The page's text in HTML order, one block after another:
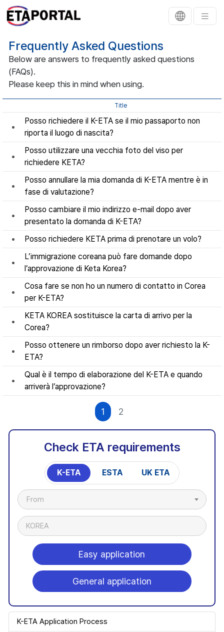
Frequently Asked Questions
Below are answers to frequently asked questions
(FAQs).
Please keep this in mind when using.
Title
Posso richiedere il K-ETA se il mio passaporto non
riporta il luogo di nascita?
Posso utilizzare una vecchia foto del viso per
richiedere KETA?
Posso annullare la mia domanda di K-ETA mentre è in
fase di valutazione?
Posso cambiare il mio indirizzo e-mail dopo aver
presentato la domanda di K-ETA?
Posso richiedere KETA prima di prenotare un volo?
L’immigrazione coreana può fare domande dopo
l’approvazione di Keta Korea?
Cosa fare se non ho un numero di contatto in Corea
per K-ETA?
KETA KOREA sostituisce la carta di arrivo per la
Corea?
Posso ottenere un rimborso dopo aver richiesto la K-
ETA?
Qual è il tempo di elaborazione del K-ETA e quando
arriverà l’approvazione?
1 2
Check ETA requirements
K-ETA ESTA UK ETA
From
KOREA
Easy application
General application
K-ETA Application Process